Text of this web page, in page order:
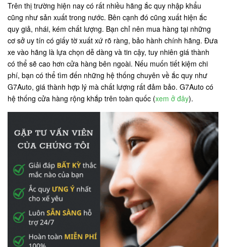
Trên thị trường hiện nay có rất nhiều hãng ắc quy nhập khẩu
cũng như sản xuất trong nước. Bên cạnh đó cũng xuất hiện ắc
quy giả, nhái, kém chất lượng. Bạn chỉ nên mua hàng tại những
cơ sở uy tín có giấy tờ xuất xứ rõ ràng, bảo hành chính hãng. Đưa
xe vào hãng là lựa chọn dễ dàng và tin cậy, tuy nhiên giá thành
có thể sẽ cao hơn cửa hàng bên ngoài. Nếu muốn tiết kiệm chi
phí, bạn có thể tìm đến những hệ thống chuyên về ắc quy như
G7Auto, giá thành hợp lý mà chất lượng rất đảm bảo. G7Auto có
hệ thống cửa hàng rộng khắp trên toàn quốc (xem ở đây).